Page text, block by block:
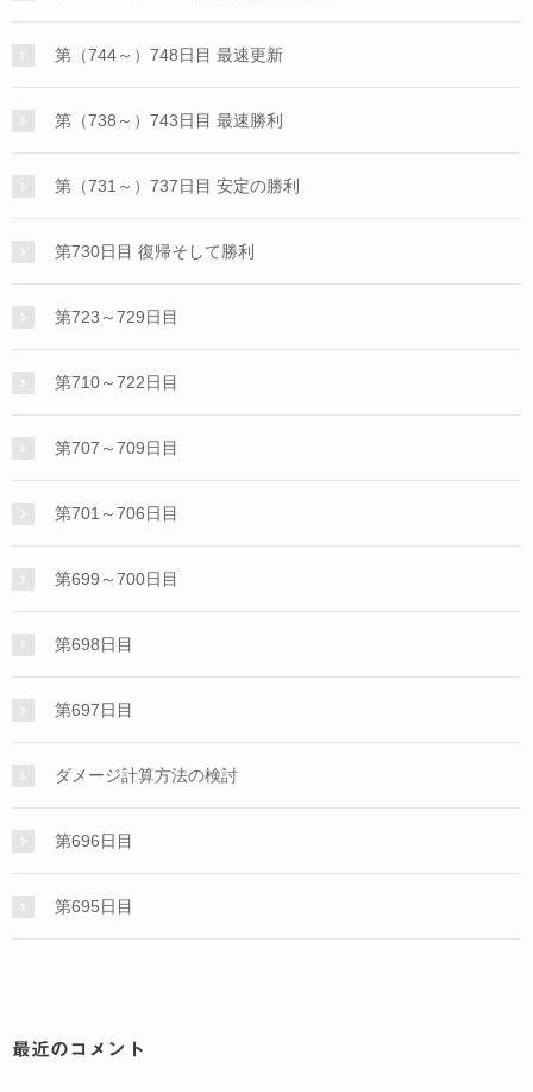
第（744～）748日目 最速更新
第（738～）743日目 最速勝利
第（731～）737日目 安定の勝利
第730日目 復帰そして勝利
第723～729日目
第710～722日目
第707～709日目
第701～706日目
第699～700日目
第698日目
第697日目
ダメージ計算方法の検討
第696日目
第695日目
最近のコメント